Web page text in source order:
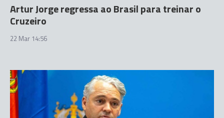
Artur Jorge regressa ao Brasil para treinar o
Cruzeiro
22 Mar 14:56